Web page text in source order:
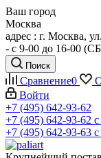
Ваш город
Москва
адрес : г. Москва,
- c 9-00 до 16-00
Поиск
Сравнение0
Войти
+7 (495) 642-93-62
+7 (495) 642-93-62
+7 (495) 642-93-63